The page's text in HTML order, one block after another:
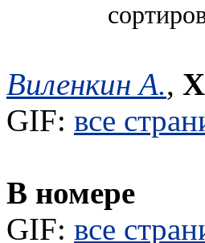
Виленкин А.,
GIF: все
В номере
GIF: все